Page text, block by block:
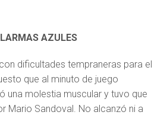
AZULES
dificultades tempraneras para el
que al minuto de juego
una molestia muscular y tuvo que
Mario Sandoval. No alcanzó ni a